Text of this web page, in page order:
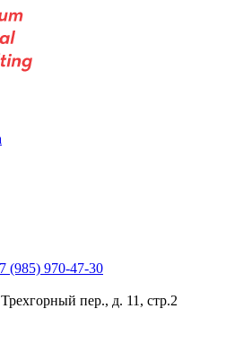
(985) 970-47-30
пер., д. 11, стр.2